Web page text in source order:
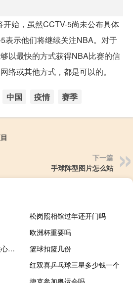
始，虽然CCTV-5尚未公布具体
表示他们将继续关注NBA。对于
以最快的方式获得NBA比赛的信
络或其他方式，都是可以的。
中国 疫情 赛季
下一篇
手球阵型图片怎么站
松岗照相馆过年还开门吗
欧洲杯重要吗
青年奥林匹克运动会的核心理念是什么
篮球扣篮几份
红双喜乒乓球三星多少钱一个
捷克参加奥运会吗